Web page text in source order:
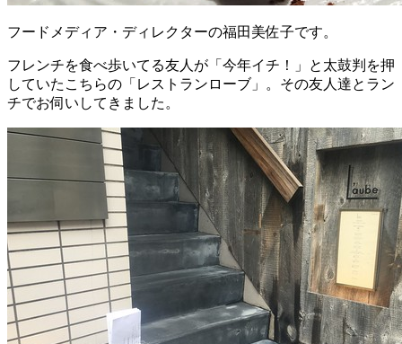
フードメディア・ディレクターの福田美佐子です。
フレンチを食べ歩いてる友人が「今年イチ！」と太鼓判を押
していたこちらの「レストランローブ」。その友人達とラン
チでお伺いしてきました。